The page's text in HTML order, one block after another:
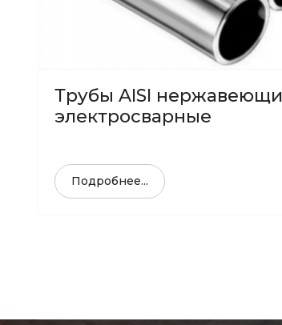
Трубы AISI
электросварные
Подробнее...